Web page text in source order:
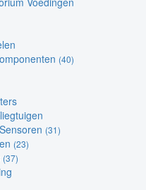
(40)
(31)
(23)
(37)